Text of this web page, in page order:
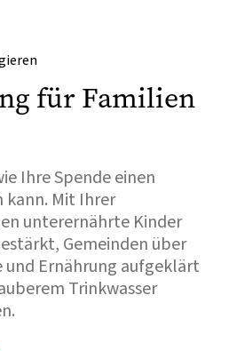
für Familien
Ihre Spende einen
kann. Mit Ihrer
unterernährte Kinder
Gemeinden über
und Ernährung aufgeklärt
Trinkwasser